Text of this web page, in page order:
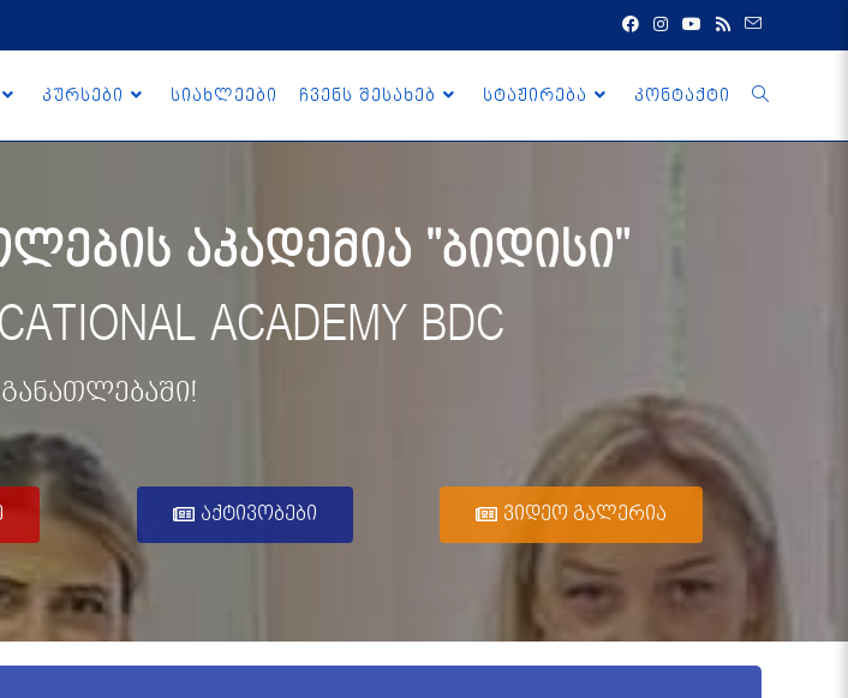
კურსები სიახლეები ჩვენს შესახებ სტაჟირება კონტაქტი
აკადემია "ბიდისი"
ACADEMY BDC
აქტივობები ვიდეო გალერია